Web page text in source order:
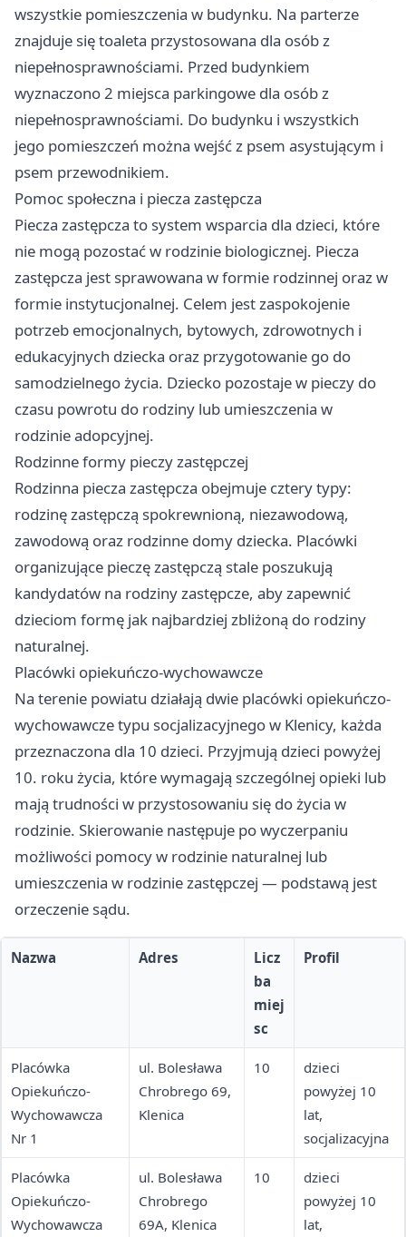
wszystkie pomieszczenia w budynku. Na parterze
znajduje się toaleta przystosowana dla osób z
niepełnosprawnościami. Przed budynkiem
wyznaczono 2 miejsca parkingowe dla osób z
niepełnosprawnościami. Do budynku i wszystkich
jego pomieszczeń można wejść z psem asystującym i
psem przewodnikiem.
Pomoc społeczna i piecza zastępcza
Piecza zastępcza to system wsparcia dla dzieci, które
nie mogą pozostać w rodzinie biologicznej. Piecza
zastępcza jest sprawowana w formie rodzinnej oraz w
formie instytucjonalnej. Celem jest zaspokojenie
potrzeb emocjonalnych, bytowych, zdrowotnych i
edukacyjnych dziecka oraz przygotowanie go do
samodzielnego życia. Dziecko pozostaje w pieczy do
czasu powrotu do rodziny lub umieszczenia w
rodzinie adopcyjnej.
Rodzinne formy pieczy zastępczej
Rodzinna piecza zastępcza obejmuje cztery typy:
rodzinę zastępczą spokrewnioną, niezawodową,
zawodową oraz rodzinne domy dziecka. Placówki
organizujące pieczę zastępczą stale poszukują
kandydatów na rodziny zastępcze, aby zapewnić
dzieciom formę jak najbardziej zbliżoną do rodziny
naturalnej.
Placówki opiekuńczo-wychowawcze
Na terenie powiatu działają dwie placówki opiekuńczo-
wychowawcze typu socjalizacyjnego w Klenicy, każda
przeznaczona dla 10 dzieci. Przyjmują dzieci powyżej
10. roku życia, które wymagają szczególnej opieki lub
mają trudności w przystosowaniu się do życia w
rodzinie. Skierowanie następuje po wyczerpaniu
możliwości pomocy w rodzinie naturalnej lub
umieszczenia w rodzinie zastępczej — podstawą jest
orzeczenie sądu.
Nazwa Adres
Licz
ba
miej
sc
Profil
Placówka
Opiekuńczo-
Wychowawcza
Nr 1
ul. Bolesława
Chrobrego 69,
Klenica
10
dzieci
powyżej 10
lat,
socjalizacyjna
Placówka
Opiekuńczo-
Wychowawcza
ul. Bolesława
Chrobrego
69A, Klenica
10
dzieci
powyżej 10
lat,